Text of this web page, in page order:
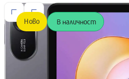
Ново В наличност